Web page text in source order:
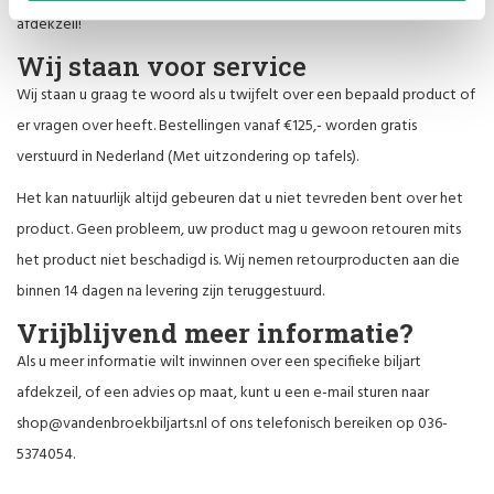
afdekzeil!
Wij staan voor service
Wij staan u graag te woord als u twijfelt over een bepaald product of
er vragen over heeft. Bestellingen vanaf €125,- worden gratis
verstuurd in Nederland (Met uitzondering op tafels).
Het kan natuurlijk altijd gebeuren dat u niet tevreden bent over het
product. Geen probleem, uw product mag u gewoon retouren mits
het product niet beschadigd is. Wij nemen retourproducten aan die
binnen 14 dagen na levering zijn teruggestuurd.
Vrijblijvend meer informatie?
Als u meer informatie wilt inwinnen over een specifieke biljart
afdekzeil, of een advies op maat, kunt u een e-mail sturen naar
shop@vandenbroekbiljarts.nlof ons telefonisch bereiken op 036-
5374054.